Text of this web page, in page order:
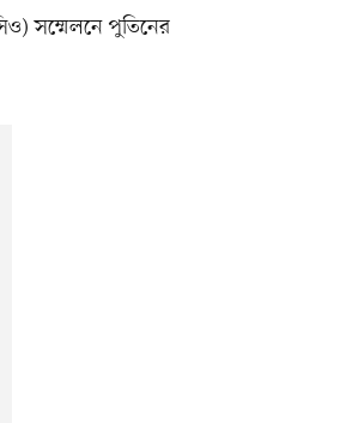
সম্মেলনে পুতিনের